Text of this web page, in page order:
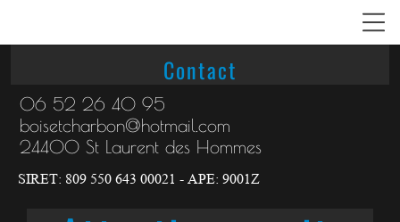
Contact
06 52 26 40 95
boisetcharbon@hotmail.com
24400 St Laurent des Hommes
SIRET: 809 550 643 00021 - APE: 9001Z